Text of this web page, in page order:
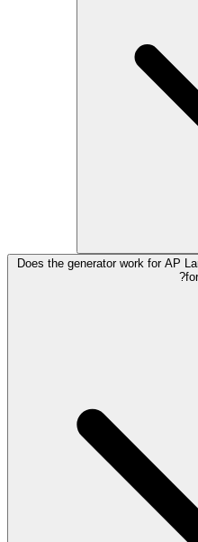
Does the generator work for AP